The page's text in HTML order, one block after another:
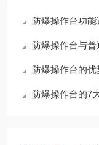
防爆操作台功
防爆操作台与
防爆操作台的
防爆操作台的7